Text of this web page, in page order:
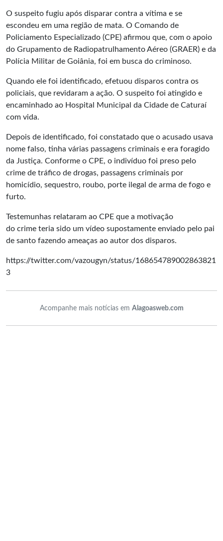
O suspeito fugiu após disparar contra a vítima e se
escondeu em uma região de mata. O Comando de
Policiamento Especializado (CPE) afirmou que, com o apoio
do Grupamento de Radiopatrulhamento Aéreo (GRAER) e da
Polícia Militar de Goiânia, foi em busca do criminoso.
Quando ele foi identificado, efetuou disparos contra os
policiais, que revidaram a ação. O suspeito foi atingido e
encaminhado ao Hospital Municipal da Cidade de Caturaí
com vida.
Depois de identificado, foi constatado que o acusado usava
nome falso, tinha várias passagens criminais e era foragido
da Justiça. Conforme o CPE, o indivíduo foi preso pelo
crime de tráfico de drogas, passagens criminais por
homicídio, sequestro, roubo, porte ilegal de arma de fogo e
furto.
Testemunhas relataram ao CPE que a motivação
do crime teria sido um vídeo supostamente enviado pelo pai
de santo fazendo ameaças ao autor dos disparos.
https://twitter.com/vazougyn/status/168654789002863821
3
Acompanhe mais notícias em Alagoasweb.com